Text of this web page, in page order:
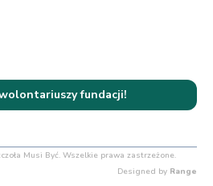
fundacji!
Musi Być. Wszelkie prawa zastrzeżone.
Designed by Range